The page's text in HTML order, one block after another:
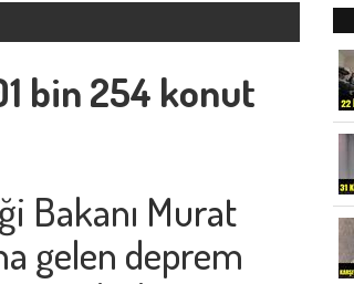
bin 254 konut
Bakanı Murat
gelen deprem